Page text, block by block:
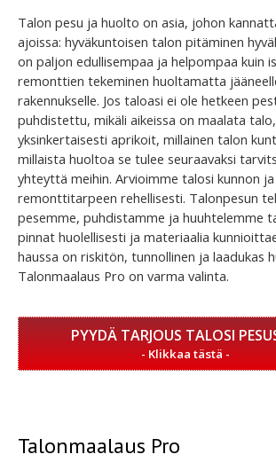
Talon pesu ja huolto on asia, johon
ajoissa: hyväkuntoisen talon pitäminen
on paljon edullisempaa ja helpompaa kuin
remonttien tekeminen huoltamatta
rakennukselle. Jos taloasi ei ole hetkeen
puhdistettu, mikäli aikeissa on maalata
yksinkertaisesti aprikoit, millainen talon
millaista huoltoa se tulee seuraavaksi
yhteyttä meihin. Arvioimme talosi kunnon ja
remonttitarpeen rehellisesti. Talonpesun
pesemme, puhdistamme ja huuhtelemme
pinnat huolellisesti ja materiaalia
haussa on riskitön, tunnollinen ja laadukas
Talonmaalaus Pro on varma valinta.
PYYDÄ TARJOUS TALOSI
Talonmaalaus Pro